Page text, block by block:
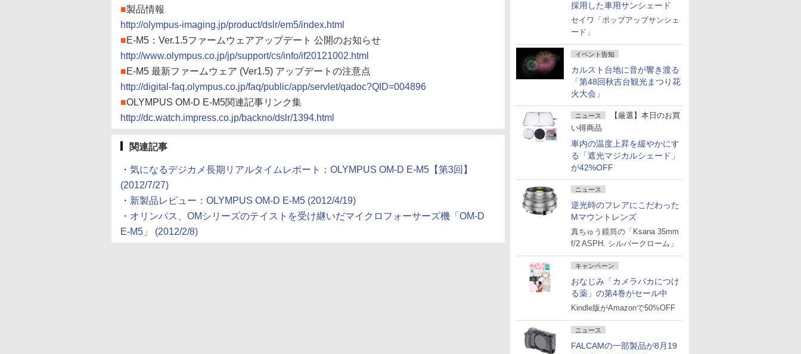
採用した車用サンシェード
セイワ「ポップアップサンシェ
ード」
イベント告知
カルスト台地に音が響き渡る
「第48回秋吉台観光まつり花
火大会」
ニュース
【厳選】本日のお買
い得商品
車内の温度上昇を緩やかにす
る「遮光マジカルシェード」
が42%OFF
ニュース
逆光時のフレアにこだわった
Mマウントレンズ
真ちゅう鏡筒の「Ksana 35mm
f/2 ASPH. シルバークローム」
キャンペーン
おなじみ「カメラバカにつけ
る薬」の第4巻がセール中
Kindle版がAmazonで50%OFF
ニュース
FALCAMの一部製品が8月19
■製品情報
http://olympus-imaging.jp/product/dslr/em5/index.html
■E-M5：Ver.1.5ファームウェアアップデート 公開のお知らせ
http://www.olympus.co.jp/jp/support/cs/info/if20121002.html
■E-M5 最新ファームウェア (Ver1.5) アップデートの注意点
http://digital-faq.olympus.co.jp/faq/public/app/servlet/qadoc?QID=004896
■OLYMPUS OM-D E-M5関連記事リンク集
http://dc.watch.impress.co.jp/backno/dslr/1394.html
関連記事
・ 気になるデジカメ長期リアルタイムレポート：OLYMPUS OM-D E-M5【第3回】
(2012/7/27)
・ 新製品レビュー：OLYMPUS OM-D E-M5 (2012/4/19)
・ オリンパス、OMシリーズのテイストを受け継いだマイクロフォーサーズ機「OM-D
E-M5」 (2012/2/8)